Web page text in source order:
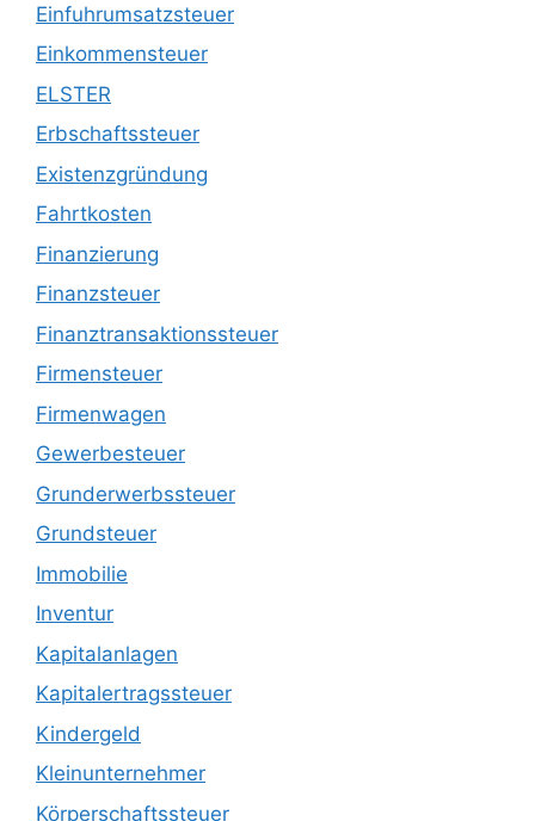
Einfuhrumsatzsteuer
Einkommensteuer
ELSTER
Erbschaftssteuer
Existenzgründung
Fahrtkosten
Finanzierung
Finanzsteuer
Finanztransaktionssteuer
Firmensteuer
Firmenwagen
Gewerbesteuer
Grunderwerbssteuer
Grundsteuer
Immobilie
Inventur
Kapitalanlagen
Kapitalertragssteuer
Kindergeld
Kleinunternehmer
Körperschaftssteuer